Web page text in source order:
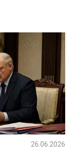
26.06.2026